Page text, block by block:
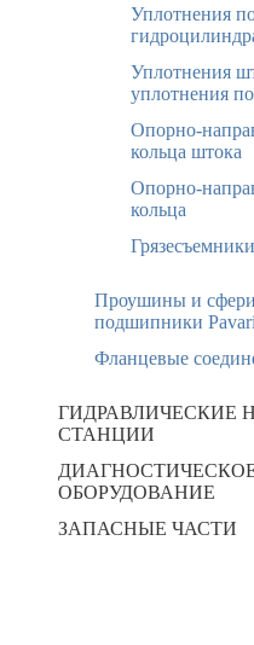
Уплотнения
Уплотнения
уплотнения
Опорно-
кольца штока
Опорно-
кольца
Грязесъемники
Проушины и
подшипники
Фланцевые
ГИДРАВЛИЧЕСКИЕ
СТАНЦИИ
ОБОРУДОВАНИЕ
ЗАПАСНЫЕ ЧАСТИ